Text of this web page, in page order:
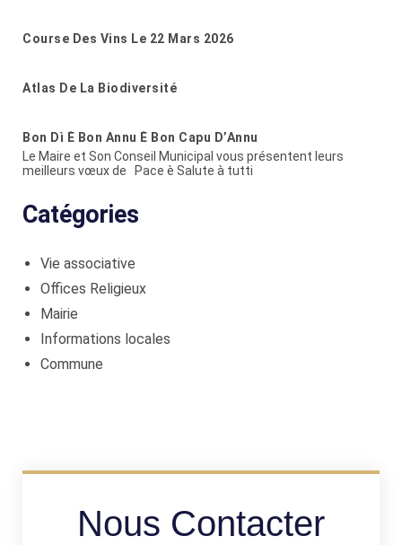
Course Des Vins Le 22 Mars 2026
Atlas De La Biodiversité
Bon Dì È Bon Annu È Bon Capu D’Annu
Le Maire et Son Conseil Municipal vous présentent leurs
meilleurs vœux de Pace è Salute à tutti
Catégories
Vie associative
Offices Religieux
Mairie
Informations locales
Commune
Nous Contacter